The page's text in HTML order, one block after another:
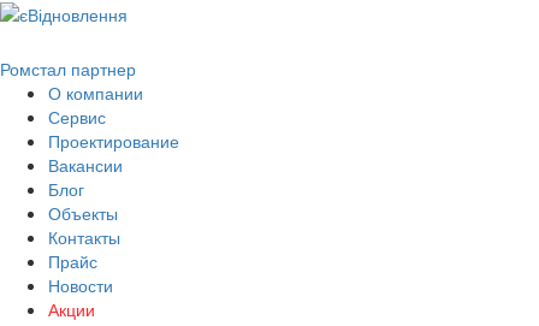
Ромстал партнер
О компании
Сервис
Проектирование
Вакансии
Блог
Объекты
Контакты
Прайс
Новости
Акции